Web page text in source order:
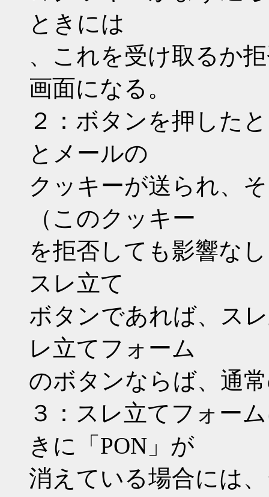
ときには
、これを受け取るか
画面になる。
２：ボタンを押した
とメールの
クッキーが送られ、
（このクッキー
を拒否しても影響な
スレ立て
ボタンであれば、ス
レ立てフォーム
のボタンならば、通
３：スレ立てフォー
きに「PON」が
消えている場合には